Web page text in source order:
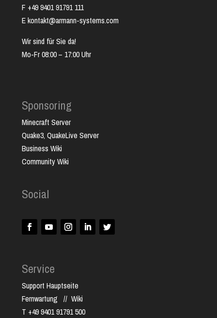
F +49 9401 91791 111
E kontakt@armann-systems.com
Wir sind für Sie da!
Mo-Fr 08:00 – 17:00 Uhr
Sponsoring
Minecraft Server
Quake3, QuakeLive Server
Business Wiki
Community Wiki
Social
Service
Support Hauptseite
Fernwartung // Wiki
T +49 9401 91791 500